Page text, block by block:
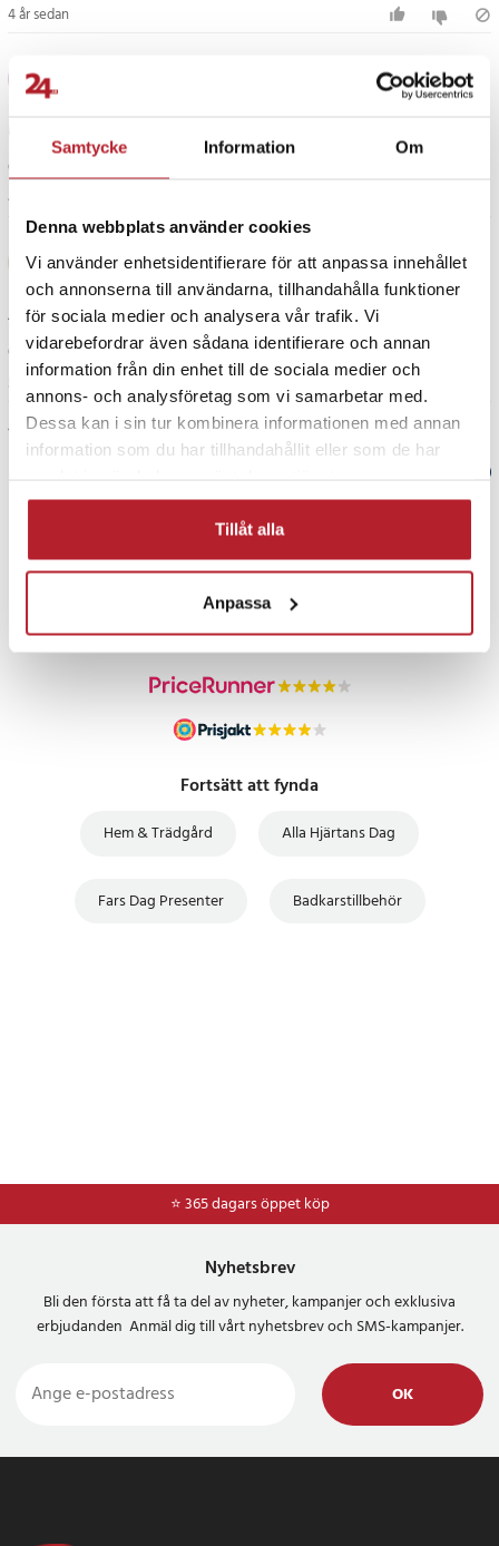
Samtycke Information Om
Denna webbplats använder cookies
Vi använder enhetsidentifierare för att anpassa innehållet
och annonserna till användarna, tillhandahålla funktioner
för sociala medier och analysera vår trafik. Vi
vidarebefordrar även sådana identifierare och annan
information från din enhet till de sociala medier och
annons- och analysföretag som vi samarbetar med.
Dessa kan i sin tur kombinera informationen med annan
information som du har tillhandahållit eller som de har
Tillåt alla
Anpassa
4 år sedan
C
Översatt från norska
4 år sedan
SL Søren Laursen
Jättebra bord. Fin kvalitet. Levereras som utlovat.
Översatt från danska•Visa original
Visa fler recensioner
PRISGARANTI
UTFÖRSÄLJNING
Fortsätt att fynda
Hem & Trädgård Alla Hjärtans Dag
Fars Dag Presenter Badkarstillbehör
⭐ 365 dagars öppet köp
Nyhetsbrev
Bli den första att få ta del av nyheter, kampanjer och exklusiva
erbjudanden Anmäl dig till vårt nyhetsbrev och SMS-kampanjer.
OK